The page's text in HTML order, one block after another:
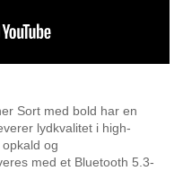
Sort med bold har en
lydkvalitet i high-
og
med et Bluetooth 5.3-